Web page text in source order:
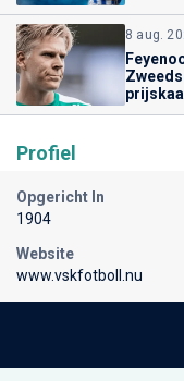
8 aug.
Profiel
Opgericht In
1904
Website
www.vskfotboll.nu